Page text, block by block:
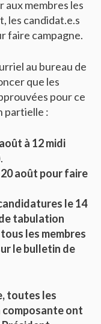
aux membres les
les candidat.e.s
faire campagne.
au bureau de
que les
pour ce
partielle :
à 12 midi
.
août pour faire
le 14
tabulation
les membres
le bulletin de
toutes les
composante ont